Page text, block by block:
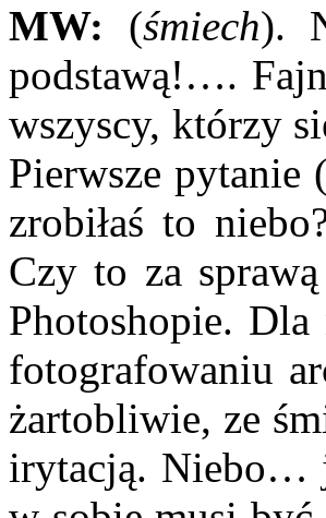
MW: (śmiech).
podstawą!….
wszyscy, którzy
Pierwsze
zrobiłaś to
Czy to za
Photoshopie.
fotografowaniu
żartobliwie, ze
irytacją. Niebo…